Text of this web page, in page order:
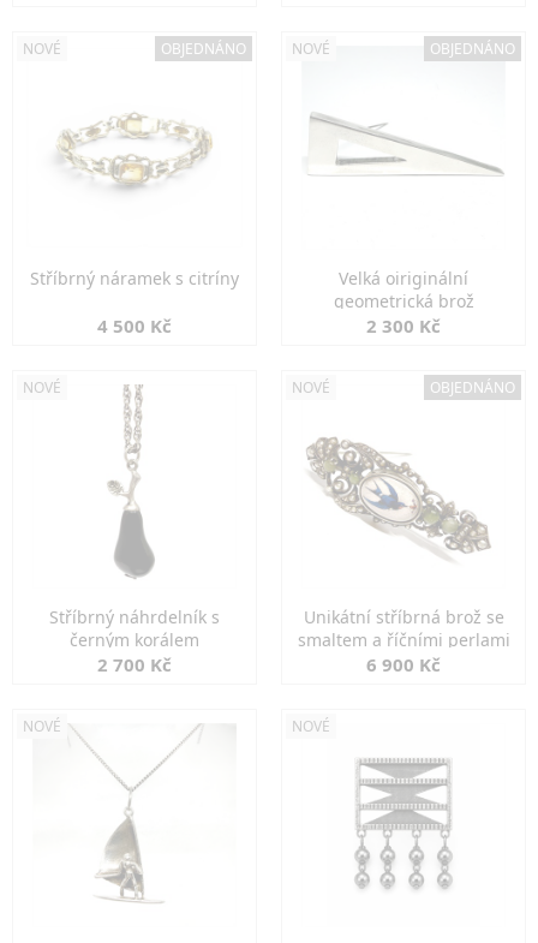
NOVÉ OBJEDNÁNO
Stříbrný náramek s citríny
4 500 Kč
NOVÉ OBJEDNÁNO
Velká oiriginální
geometrická brož
2 300 Kč
NOVÉ
Stříbrný náhrdelník s
černým korálem
2 700 Kč
NOVÉ OBJEDNÁNO
Unikátní stříbrná brož se
smaltem a říčními perlami
6 900 Kč
NOVÉ NOVÉ